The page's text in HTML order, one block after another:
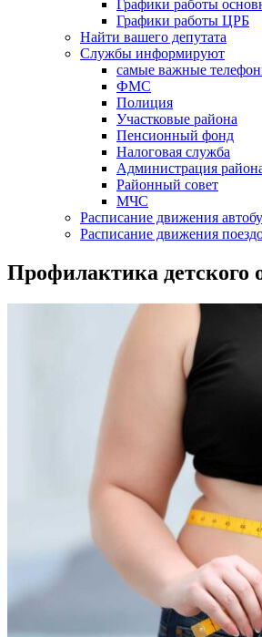
Графики работы
Графики работы ЦРБ
Найти вашего депутата
Службы информируют
самые важные
ФМС
Полиция
Участковые района
Пенсионный фонд
Налоговая служба
Администрация
Районный совет
МЧС
Расписание движения
Расписание движения
Профилактика детского